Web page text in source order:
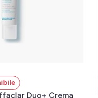
Duo+ Crema